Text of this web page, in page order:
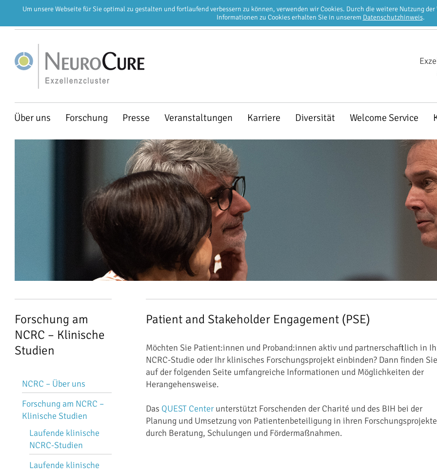
Um unsere Webseite für Sie optimal zu gestalten und fortlaufend verbessern zu können, verwenden wir Cookies. Durch die weitere Nutzung
Informationen zu Cookies erhalten Sie in unserem Datenschutzhinweis.
EN DE
Navigation
überspringen
Über uns Forschung Presse Veranstaltungen Karriere Diversität Welcome Service
Patient and Stakeholder Engagement (PSE)
Möchten Sie Patient:innen und Proband:innen aktiv und partnerschaftlich in
NCRC-Studie oder Ihr klinisches Forschungsprojekt einbinden? Dann finden Sie
auf der folgenden Seite umfangreiche Informationen und Möglichkeiten der
Herangehensweise.
Das QUEST Centerunterstützt Forschenden der Charité und des BIH bei der
Planung und Umsetzung von Patientenbeteiligung in ihren
durch Beratung, Schulungen und Fördermaßnahmen.
Forschung am
NCRC – Klinische
Studien
Navigation
überspringen
NCRC – Über uns
Forschung am NCRC –
Klinische Studien
Laufende klinische
NCRC-Studien
Laufende klinische